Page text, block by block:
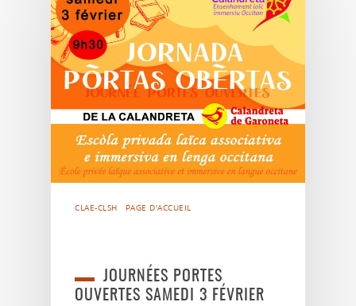
CLAE-CLSH PAGE D'ACCUEIL
JOURNÉES PORTES
OUVERTES SAMEDI 3 FÉVRIER